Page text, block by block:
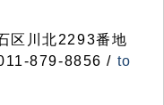
区川北2293番地
879-8856 / to